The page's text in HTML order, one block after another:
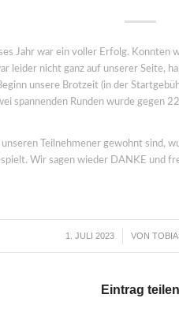
Jahr war ein voller Erfolg. Konnten
leider nicht ganz auf unserer Seite,
unsere Brotzeit (in der
spannenden Runden wurde gegen
Teilnehmener gewohnt sind,
Wir sagen wieder DANKE und
1. JULI 2023
/ VON
Eintrag teilen